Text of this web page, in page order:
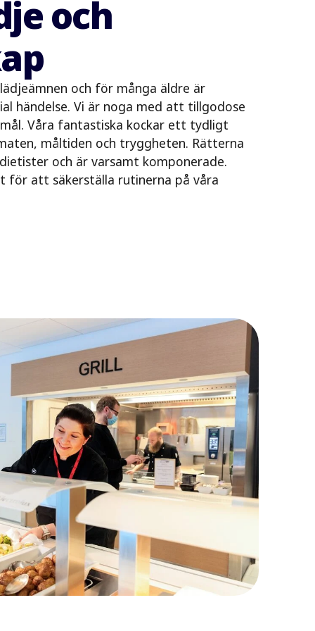
och
och för många äldre är
händelse. Vi är noga med att tillgodose
Våra fantastiska kockar ett tydligt
måltiden och tryggheten. Rätterna
och är varsamt komponerade.
för att säkerställa rutinerna på våra